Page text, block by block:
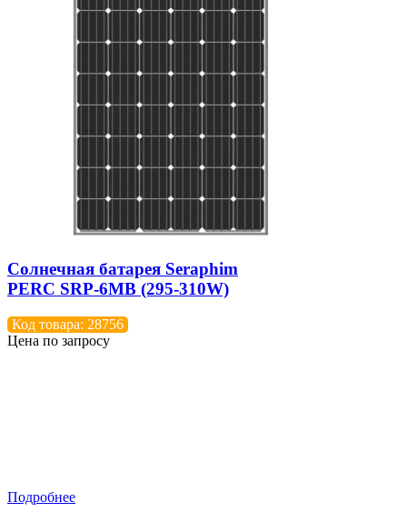
Солнечная батарея Seraphim
PERC SRP-6MB (295-310W)
Код товара: 28756
Цена по запросу
Подробнее